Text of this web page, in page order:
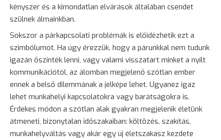
kényszer és a kimondatlan elvárások általában csendet
szülnek álmainkban.
Sokszor a párkapcsolati problémák is előidézhetik ezt a
szimbólumot. Ha úgy érezzük, hogy a párunkkal nem tudunk
igazán őszinték lenni, vagy valami visszatart minket a nyílt
kommunikációtól, az álomban megjelenő szótlan ember
ennek a belső dilemmának a jelképe lehet. Ugyanez igaz
lehet munkahelyi kapcsolatokra vagy barátságokra is.
Érdekes módon a szótlan alak gyakran megjelenik életünk
átmeneti, bizonytalan időszakaiban: költözés, szakítás,
munkahelyváltás vagy akár egy új életszakasz kezdete